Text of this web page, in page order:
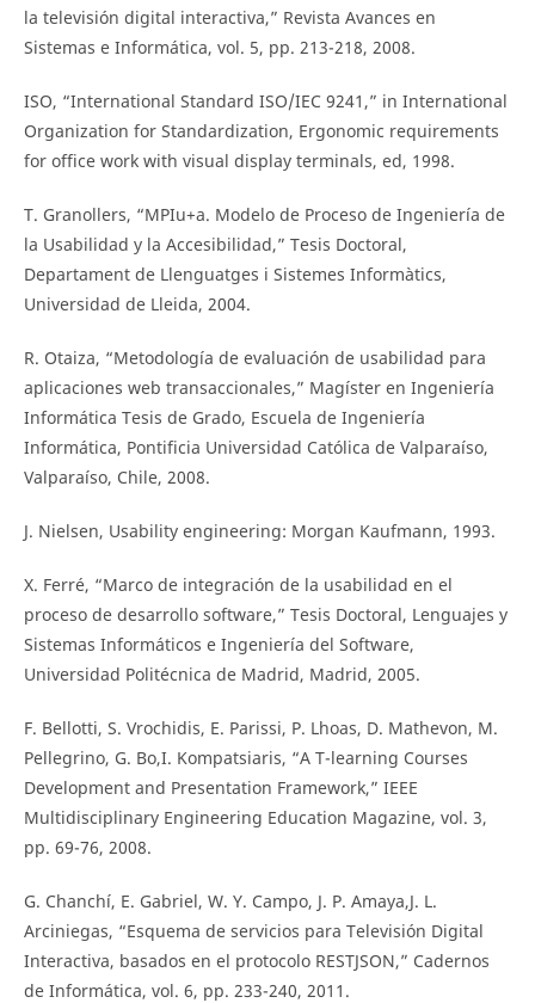
la televisión digital interactiva,” Revista Avances en
Sistemas e Informática, vol. 5, pp. 213-218, 2008.
ISO, “International Standard ISO/IEC 9241,” in International
Organization for Standardization, Ergonomic requirements
for office work with visual display terminals, ed, 1998.
T. Granollers, “MPIu+a. Modelo de Proceso de Ingeniería de
la Usabilidad y la Accesibilidad,” Tesis Doctoral,
Departament de Llenguatges i Sistemes Informàtics,
Universidad de Lleida, 2004.
R. Otaiza, “Metodología de evaluación de usabilidad para
aplicaciones web transaccionales,” Magíster en Ingeniería
Informática Tesis de Grado, Escuela de Ingeniería
Informática, Pontificia Universidad Católica de Valparaíso,
Valparaíso, Chile, 2008.
J. Nielsen, Usability engineering: Morgan Kaufmann, 1993.
X. Ferré, “Marco de integración de la usabilidad en el
proceso de desarrollo software,” Tesis Doctoral, Lenguajes y
Sistemas Informáticos e Ingeniería del Software,
Universidad Politécnica de Madrid, Madrid, 2005.
F. Bellotti, S. Vrochidis, E. Parissi, P. Lhoas, D. Mathevon, M.
Pellegrino, G. Bo,I. Kompatsiaris, “A T-learning Courses
Development and Presentation Framework,” IEEE
Multidisciplinary Engineering Education Magazine, vol. 3,
pp. 69-76, 2008.
G. Chanchí, E. Gabriel, W. Y. Campo, J. P. Amaya,J. L.
Arciniegas, “Esquema de servicios para Televisión Digital
Interactiva, basados en el protocolo RESTJSON,” Cadernos
de Informática, vol. 6, pp. 233-240, 2011.